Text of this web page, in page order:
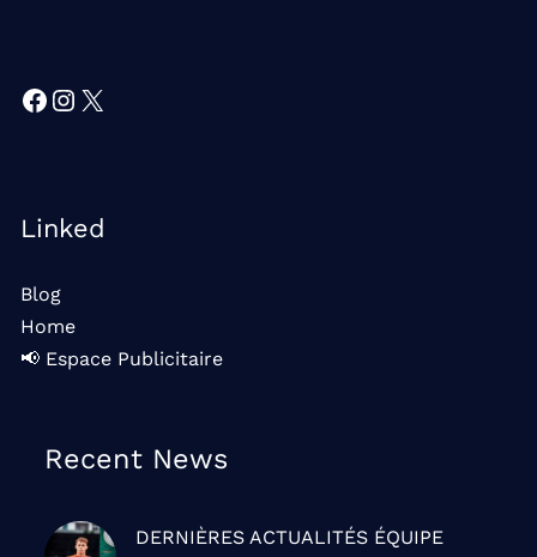
Facebook
Instagram
X
Linked
Blog
Home
📢 Espace Publicitaire
Recent News
DERNIÈRES ACTUALITÉS ÉQUIPE